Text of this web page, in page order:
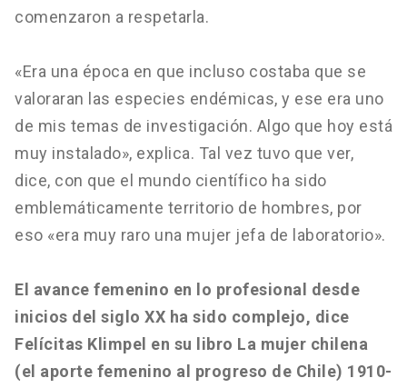
comenzaron a respetarla.
«Era una época en que incluso costaba que se
valoraran las especies endémicas, y ese era uno
de mis temas de investigación. Algo que hoy está
muy instalado», explica. Tal vez tuvo que ver,
dice, con que el mundo científico ha sido
emblemáticamente territorio de hombres, por
eso «era muy raro una mujer jefa de laboratorio».
El avance femenino en lo profesional desde
inicios del siglo XX ha sido complejo, dice
Felícitas Klimpel en su libro La mujer chilena
(el aporte femenino al progreso de Chile) 1910-